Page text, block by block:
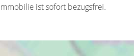
ist sofort bezugsfrei.